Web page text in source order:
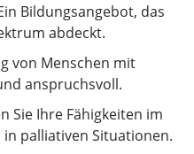
Bildungsangebot, das
abdeckt.
von Menschen mit
anspruchsvoll.
Sie Ihre Fähigkeiten im
palliativen Situationen.